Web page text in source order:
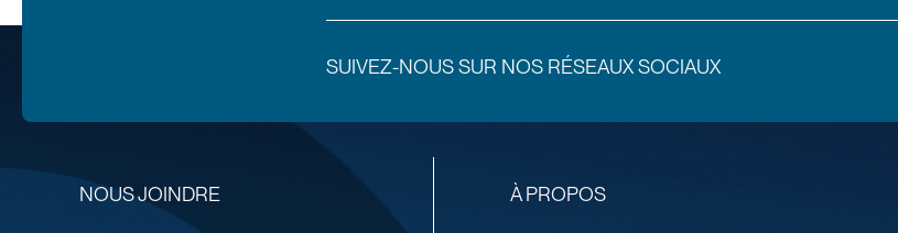
SUIVEZ-NOUS SUR NOS RÉSEAUX SOCIAUX
NOUS JOINDRE À PROPOS